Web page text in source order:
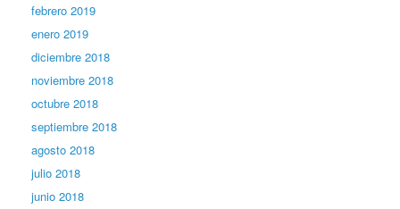
febrero 2019
enero 2019
diciembre 2018
noviembre 2018
octubre 2018
septiembre 2018
agosto 2018
julio 2018
junio 2018